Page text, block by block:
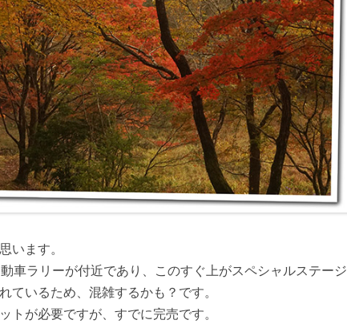
います。
車ラリーが付近であり、このすぐ上がスペシャルステージ
ているため、混雑するかも？です。
トが必要ですが、すでに完売です。